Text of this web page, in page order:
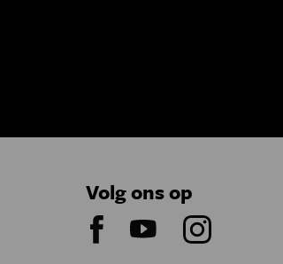
Volg ons op